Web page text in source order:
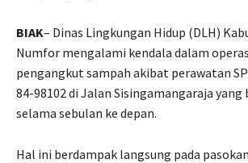
BIAK– Dinas Lingkungan Hidup (DLH)
Numfor mengalami kendala dalam
pengangkut sampah akibat perawatan
84-98102 di Jalan Sisingamangaraja yang
selama sebulan ke depan.
Hal ini berdampak langsung pada